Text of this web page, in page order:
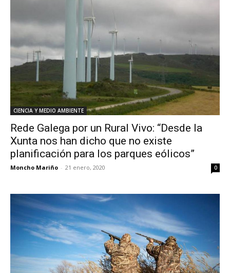
CIENCIA Y MEDIO AMBIENTE
Rede Galega por un Rural Vivo: “Desde la
Xunta nos han dicho que no existe
planificación para los parques eólicos”
Moncho Mariño - 21 enero, 2020 0